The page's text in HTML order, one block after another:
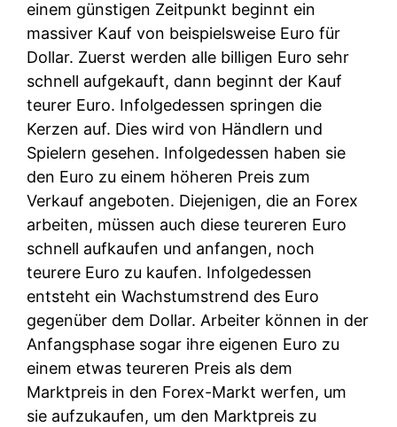
einem günstigen Zeitpunkt beginnt ein
massiver Kauf von beispielsweise Euro für
Dollar. Zuerst werden alle billigen Euro sehr
schnell aufgekauft, dann beginnt der Kauf
teurer Euro. Infolgedessen springen die
Kerzen auf. Dies wird von Händlern und
Spielern gesehen. Infolgedessen haben sie
den Euro zu einem höheren Preis zum
Verkauf angeboten. Diejenigen, die an Forex
arbeiten, müssen auch diese teureren Euro
schnell aufkaufen und anfangen, noch
teurere Euro zu kaufen. Infolgedessen
entsteht ein Wachstumstrend des Euro
gegenüber dem Dollar. Arbeiter können in der
Anfangsphase sogar ihre eigenen Euro zu
einem etwas teureren Preis als dem
Marktpreis in den Forex-Markt werfen, um
sie aufzukaufen, um den Marktpreis zu